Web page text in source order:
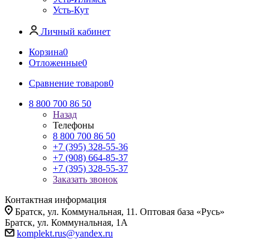
Усть-Кут
Личный кабинет
Корзина0
Отложенные0
Сравнение товаров0
8 800 700 86 50
Назад
Телефоны
8 800 700 86 50
+7 (395) 328-55-36
+7 (908) 664-85-37
+7 (395) 328-55-37
Заказать звонок
Контактная информация
Братск, ул. Коммунальная, 11. Оптовая база «Русь»
Братск, ул. Коммунальная, 1А
komplekt.rus@yandex.ru